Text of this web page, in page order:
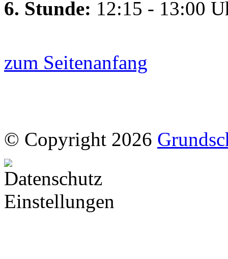
6. Stunde: 12:15 - 13:00
zum Seitenanfang
© Copyright 2026